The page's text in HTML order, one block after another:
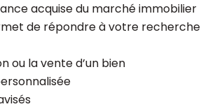
acquise du marché immobilier
de répondre à votre recherche
ou la vente d’un bien